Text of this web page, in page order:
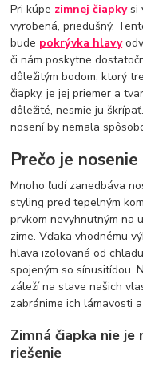
Pri kúpe zimnej čiapkysi
vyrobená, priedušný.
bude pokrývka hlavy
či nám poskytne
dôležitým bodom, ktorý
čiapky, je jej priemer a
dôležité, nesmie ju
nosení by nemala
Prečo je nosenie
Mnoho ľudí zanedbáva
styling pred tepelným
prvkom nevyhnutným na
zime. Vďaka vhodnému
hlava izolovaná od
spojeným so sínusitídou.
záleží na stave našich
zabránime ich lámavosti
Zimná čiapka nie
riešenie